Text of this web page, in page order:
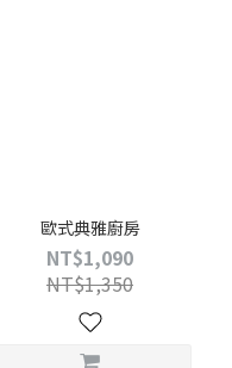
歐式典雅廚房
NT$1,090
NT$1,350